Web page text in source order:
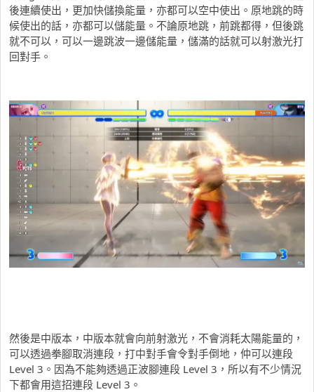
後連續使出，更加快儲換能量，亦都可以空中使出。原地跳的時
候使出的話，亦都可以儲能量。不論原地跳，前跳都得，但後跳
就不可以，可以一邊跳波一邊儲能量，儲滿的話就可以射激光打
回對手。
然後是中版本，中版本就會向前射激光，不會消耗太陽能量的，
可以透過拳腳取消連段，打中對手會令對手倒地，仲可以連段
Level 3。因為不能夠透過正波腳連段 Level 3，所以有不少情況
下都會用這招連段 Level 3。